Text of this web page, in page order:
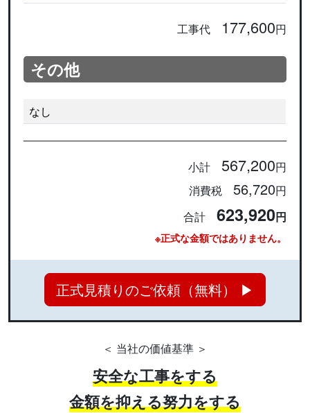
工事代 177,600円
その他
なし
小計 567,200円
消費税 56,720円
合計 623,920円
※正式な金額ではありません。
正式見積りのご依頼（無料） ▶
＜ 当社の価値基準 ＞
安全な工事をする
金額を抑える努力をする